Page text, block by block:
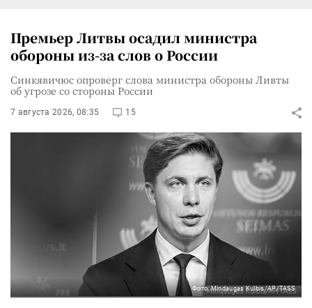
Премьер Литвы осадил министра
обороны из-за слов о России
Синкявичюс опроверг слова министра обороны Ливты
об угрозе со стороны России
7 августа 2026, 08:35 15
Фото: Mindaugas Kulbis/AP/TASS